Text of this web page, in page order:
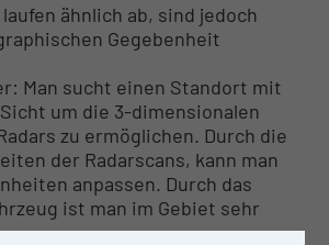
ähnlich ab, sind jedoch
Gegebenheit
Man sucht einen Standort mit
um die 3-dimensionalen
zu ermöglichen. Durch die
der Radarscans, kann man
anpassen. Durch das
ist man im Gebiet sehr